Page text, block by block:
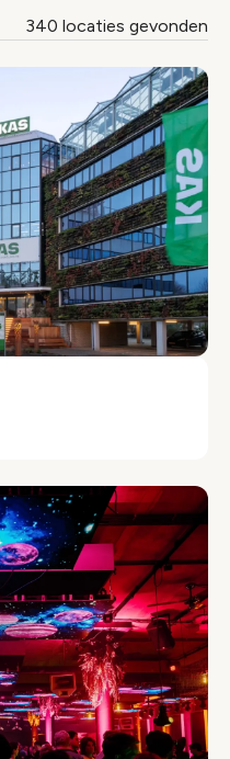
340 locaties gevonden